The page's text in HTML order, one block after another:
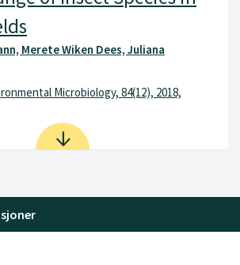
Merete Wiken Dees, Juliana
Microbiology, 84(12), 2018,